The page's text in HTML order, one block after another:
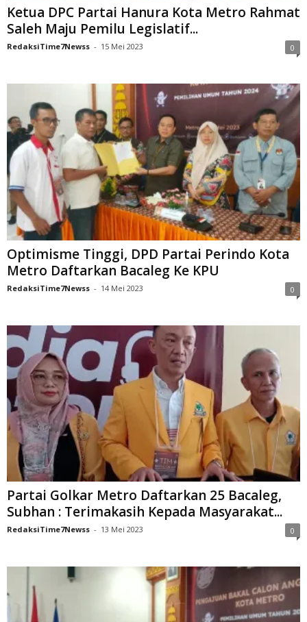
Ketua DPC Partai Hanura Kota Metro Rahmat
Saleh Maju Pemilu Legislatif...
RedaksiTime7Newss - 15 Mei 2023 0
Optimisme Tinggi, DPD Partai Perindo Kota
Metro Daftarkan Bacaleg Ke KPU
RedaksiTime7Newss - 14 Mei 2023 0
Partai Golkar Metro Daftarkan 25 Bacaleg,
Subhan : Terimakasih Kepada Masyarakat...
RedaksiTime7Newss - 13 Mei 2023 0